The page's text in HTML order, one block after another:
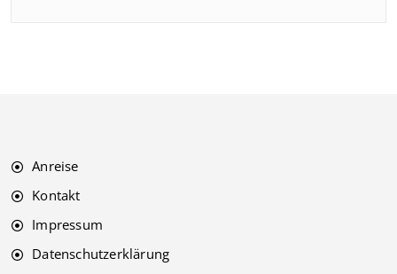
Anreise
Kontakt
Impressum
Datenschutzerklärung